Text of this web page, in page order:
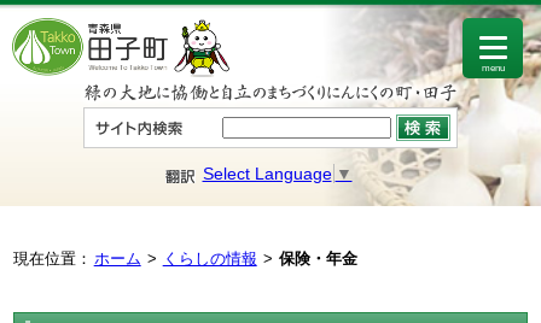
Select Language ▼
menu
現在位置： ホーム くらしの情報 保険・年金